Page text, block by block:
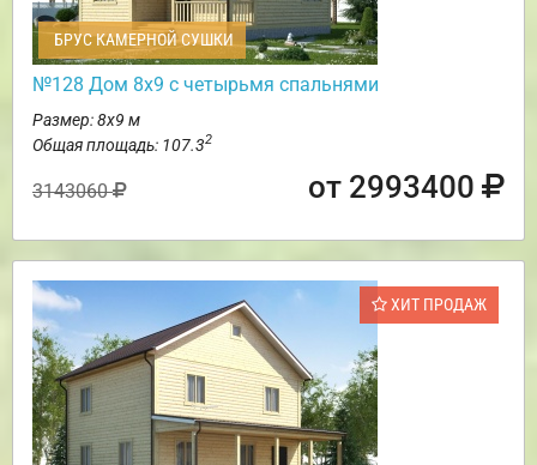
БРУС КАМЕРНОЙ СУШКИ
№128 Дом 8х9 с четырьмя спальнями
Размер: 8х9 м
Общая площадь: 107.32
3143060 от 2993400
ХИТ ПРОДАЖ